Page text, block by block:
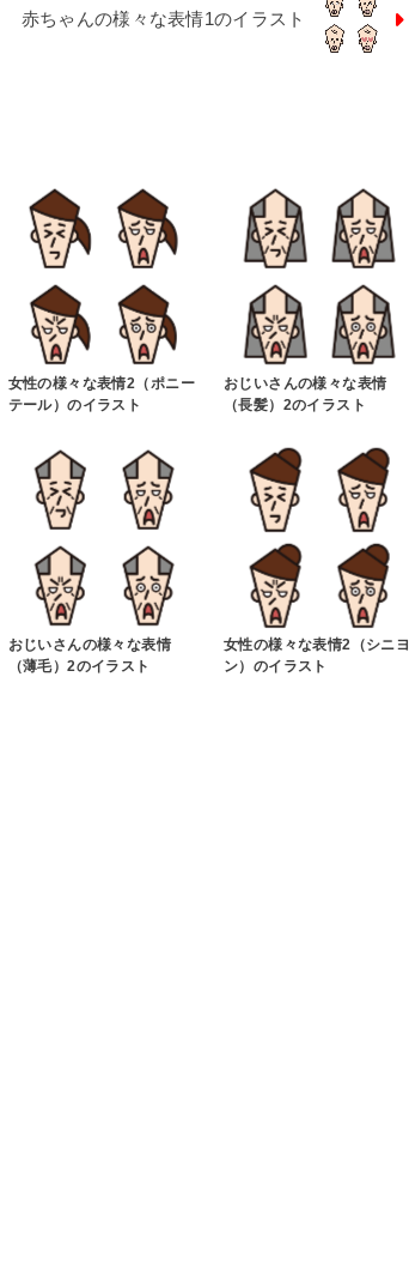
赤ちゃんの様々な表情1のイラスト
女性の様々な表情2（ポニー
テール）のイラスト
おじいさんの様々な表情
（長髪）2のイラスト
おじいさんの様々な表情
（薄毛）2のイラスト
女性の様々な表情2（シニヨ
ン）のイラスト